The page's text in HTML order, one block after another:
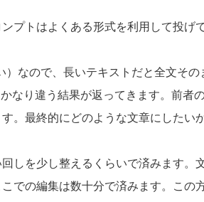
プトはよくある形式を利用して投げ
なので、長いテキストだと全文そ
り違う結果が返ってきます。前者
最終的にどのような文章にしたい
しを少し整えるくらいで済みます
での編集は数十分で済みます。この